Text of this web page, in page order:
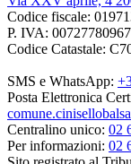
Codice fiscale:
P. IVA: 00727780967
Codice Catastale:
SMS e WhatsApp:
Posta Elettronica
Centralino unico: 02
Per informazioni: 02